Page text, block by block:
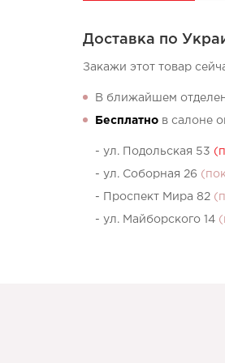
Доставка по
Закажи этот товар
В ближайшем
Бесплатно в салоне
- ул. Подольская 53
- ул. Соборная 26
- Проспект Мира 82
- ул. Майборского 14